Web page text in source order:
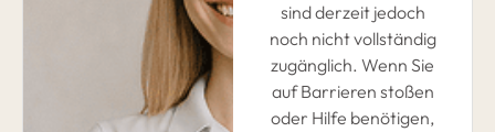
sind derzeit jedoch
noch nicht vollständig
zugänglich. Wenn Sie
auf Barrieren stoßen
oder Hilfe benötigen,